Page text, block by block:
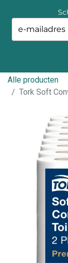
Alle producten
Tork Soft
your
email